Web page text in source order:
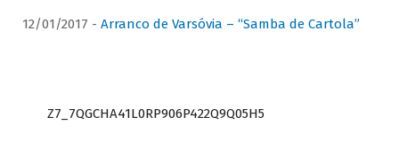
12/01/2017 - Arranco de Varsóvia – “Samba de Cartola”
Z7_7QGCHA41L0RP906P422Q9Q05H5